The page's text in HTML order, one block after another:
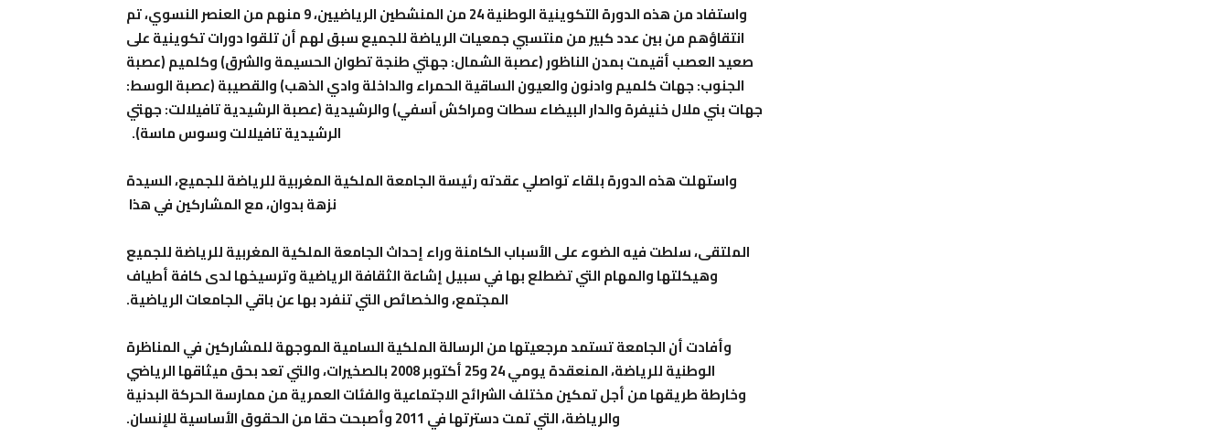
واستفاد من هذه الدورة التكوينية الوطنية 24 من المنشطين الرياضيين، 9 منهم من العنصر النسوي، تم
انتقاؤهم من بين عدد كبير من منتسبي جمعيات الرياضة للجميع سبق لهم أن تلقوا دورات تكوينية على
صعيد العصب أقيمت بمدن الناظور (عصبة الشمال: جهتي طنجة تطوان الحسيمة والشرق) وكلميم (عصبة
الجنوب: جهات كلميم وادنون والعيون الساقية الحمراء والداخلة وادي الذهب) والقصيبة (عصبة الوسط:
جهات بني ملال خنيفرة والدار البيضاء سطات ومراكش آسفي) والرشيدية (عصبة الرشيدية تافيلالت: جهتي
الرشيدية تافيلالت وسوس ماسة).
واستهلت هذه الدورة بلقاء تواصلي عقدته رئيسة الجامعة الملكية المغربية للرياضة للجميع، السيدة
نزهة بدوان، مع المشاركين في هذا
الملتقى، سلطت فيه الضوء على الأسباب الكامنة وراء إحداث الجامعة الملكية المغربية للرياضة للجميع
وهيكلتها والمهام التي تضطلع بها في سبيل إشاعة الثقافة الرياضية وترسيخها لدى كافة أطياف
المجتمع، والخصائص التي تنفرد بها عن باقي الجامعات الرياضية.
وأفادت أن الجامعة تستمد مرجعيتها من الرسالة الملكية السامية الموجهة للمشاركين في المناظرة
الوطنية للرياضة، المنعقدة يومي 24 و25 أكتوبر 2008 بالصخيرات، والتي تعد بحق ميثاقها الرياضي
وخارطة طريقها من أجل تمكين مختلف الشرائح الاجتماعية والفئات العمرية من ممارسة الحركة البدنية
والرياضة، التي تمت دسترتها في 2011 وأصبحت حقا من الحقوق الأساسية للإنسان.